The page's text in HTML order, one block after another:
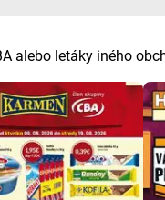
alebo letáky iného